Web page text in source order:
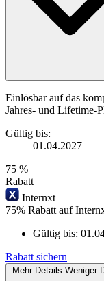
Einlösbar auf das
Jahres- und Lifetime-
Gültig bis:
01.04.2027
75 %
Rabatt
Internxt
75% Rabatt auf
Gültig bis:
Rabatt sichern
Mehr Details Weniger